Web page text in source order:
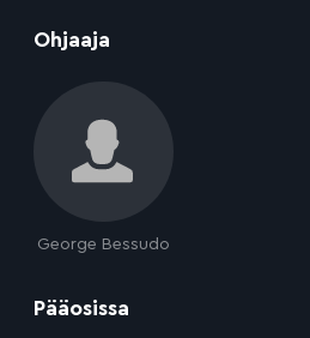
Ohjaaja
George Bessudo
Pääosissa